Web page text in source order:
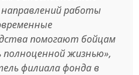
работы
помогают бойцам
жизнью»,
филиала фонда в